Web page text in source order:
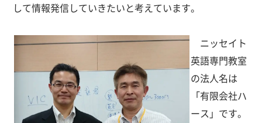
して情報発信していきたいと考えています。
ニッセイト
英語専門教室
の法人名は
「有限会社ハ
ース」です。